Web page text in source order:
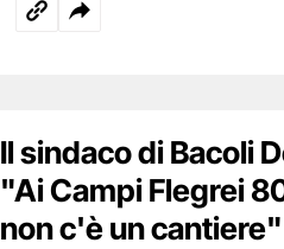
Il sindaco di Bacoli
"Ai Campi Flegrei
non c'è un cantiere"